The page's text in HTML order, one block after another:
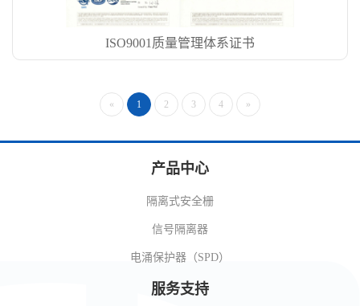
ISO9001质量管理体系证书
« 1 2 3 4 »
产品中心
隔离式安全栅
信号隔离器
电涌保护器（SPD）
服务支持